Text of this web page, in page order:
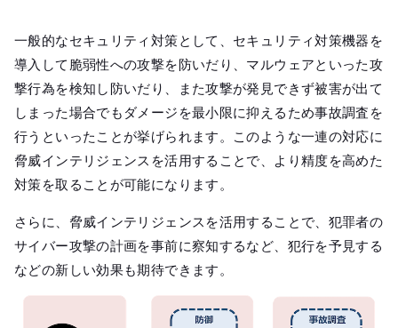
一般的なセキュリティ対策として、セキュリティ対策機器を
導入して脆弱性への攻撃を防いだり、マルウェアといった攻
撃行為を検知し防いだり、また攻撃が発見できず被害が出て
しまった場合でもダメージを最小限に抑えるため事故調査を
行うといったことが挙げられます。このような一連の対応に
脅威インテリジェンスを活用することで、より精度を高めた
対策を取ることが可能になります。
さらに、脅威インテリジェンスを活用することで、犯罪者の
サイバー攻撃の計画を事前に察知するなど、犯行を予見する
などの新しい効果も期待できます。